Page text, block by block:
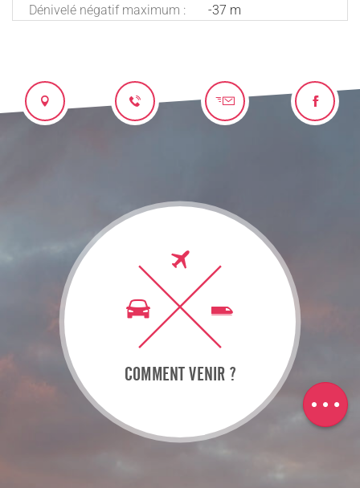
Description
Télécharger
Dénivelé
Dénivelé négatif maximum :
-37 m
COMMENT VENIR ?